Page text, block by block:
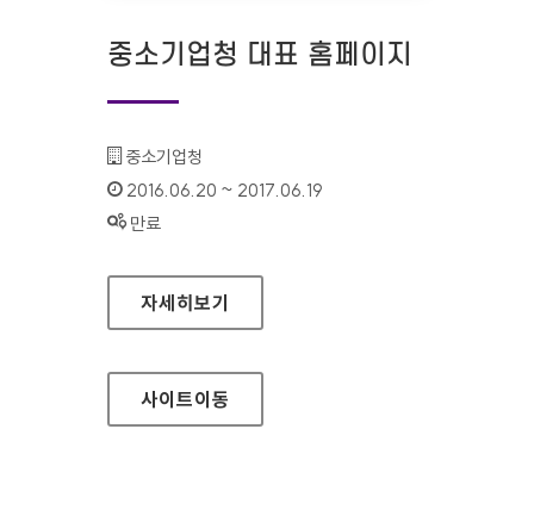
중소기업청 대표 홈페이지
기관명 :
중소기업청
인증기간 :
2016.06.20 ~ 2017.06.19
상태 :
만료
중소기업청 대표 홈페이지
자세히보기
사이트이동